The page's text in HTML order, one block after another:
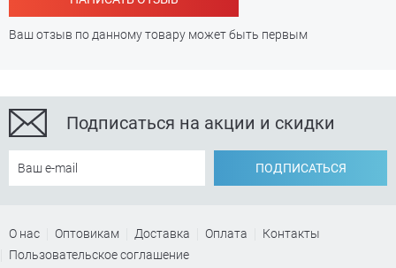
Ваш отзыв по данному товару может быть первым
Подписаться на акции и скидки
ПОДПИСАТЬСЯ
О нас Оптовикам Доставка Оплата
Контакты
Пользовательское соглашение